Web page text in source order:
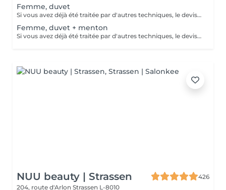
Femme, duvet
Si vous avez déjà été traitée par d'autres techniques, le devis devra être adapté à votre situation. (75 par quart d'heure)
Femme, duvet + menton
Si vous avez déjà été traitée par d'autres techniques, le devis devra être adapté à votre situation. (75 par quart d'heure)
NUU beauty | Strassen
426
204, route d'Arlon Strassen L-8010